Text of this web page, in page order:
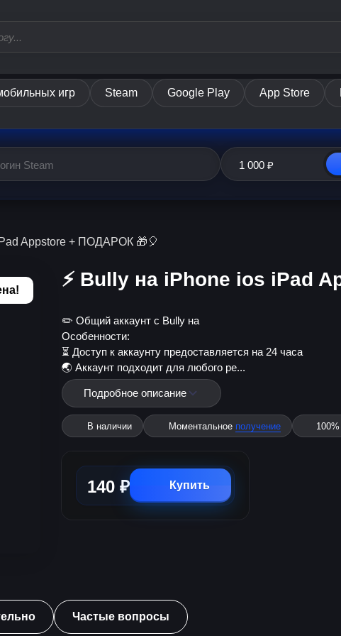
игр Steam Google Play App Store
Appstore + ПОДАРОК 🎁🎈
⚡️ Bully на iPhone ios iPad
✏️ Общий аккаунт с Bully на
Особенности:
⏳ Доступ к аккаунту предоставляется на 24 часа
🌏 Аккаунт подходит для любого ре...
Подробное описание
В наличии Моментальное получение 100%
140 ₽ Купить
Частые вопросы